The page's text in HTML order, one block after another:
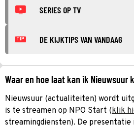
SERIES OP TV
TIP DE KIJKTIPS VAN VANDAAG
Waar en hoe laat kan ik Nieuwsuur
Nieuwsuur (actualiteiten) wordt
is te streamen op NPO Start (klik
streamingdiensten). De presentatie